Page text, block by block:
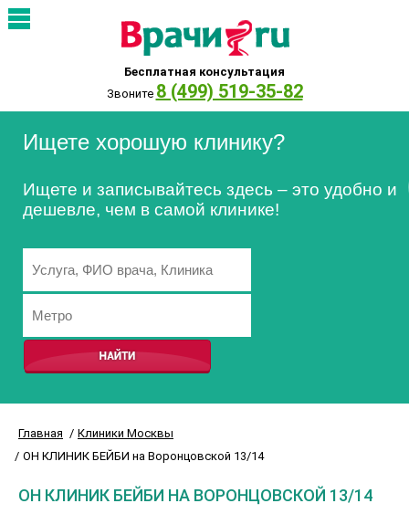
Бесплатная консультация
Звоните 8 (499) 519-35-82
Ищете хорошую клинику?
Ищете и записывайтесь здесь – это удобно и
дешевле, чем в самой клинике!
Главная
Клиники Москвы
ОН КЛИНИК БЕЙБИ на Воронцовской 13/14
ОН КЛИНИК БЕЙБИ НА ВОРОНЦОВСКОЙ 13/14